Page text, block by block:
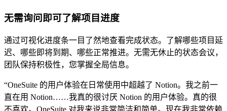
无需询问即可了解项目进度
通过可视化进度条一目了然地查看完成状态。了解哪些项目延
迟、哪些即将到期、哪些正常推进。无需无休止的状态会议，
团队保持积极性，您掌握全局信息。
“OneSuite 的用户体验在日常使用中超越了 Notion。我之前一
直在用 Notion……我真的很讨厌 Notion 的用户体验。真的很
不喜欢。OneSuite 对我来说非常简洁和简单。现在我非常依赖